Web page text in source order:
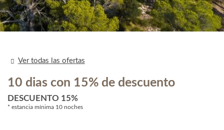
Ver todas las ofertas
10 dias con 15% de descuento
DESCUENTO 15%
estancia mínima 10 noches